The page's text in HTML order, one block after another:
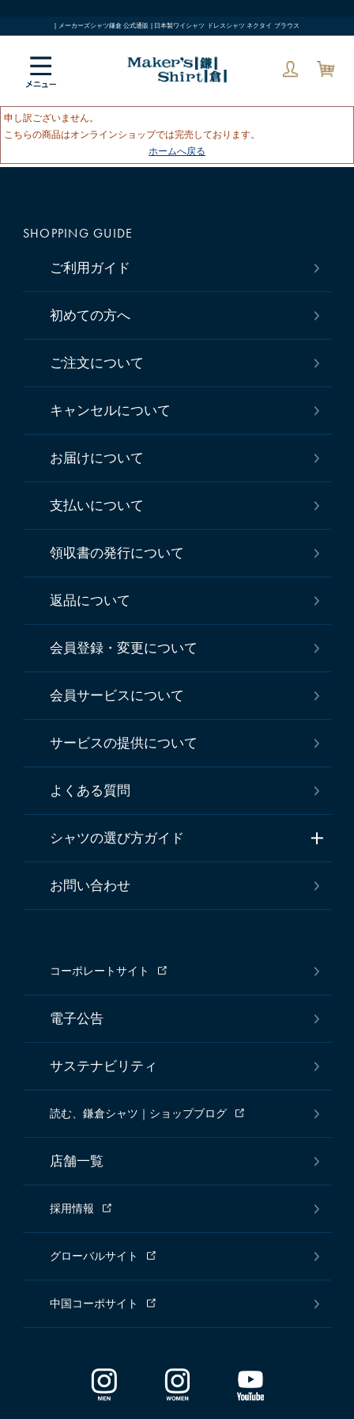
| メーカーズシャツ鎌倉 公式通販 | 日本製ワイシャツ ドレスシャツ ネクタイ ブラウス
申し訳ございません。
こちらの商品はオンラインショップでは完売しております。
ホームへ戻る
SHOPPING GUIDE
ご利用ガイド
初めての方へ
ご注文について
キャンセルについて
お届けについて
支払いについて
領収書の発行について
返品について
会員登録・変更について
会員サービスについて
サービスの提供について
よくある質問
シャツの選び方ガイド
お問い合わせ
コーポレートサイト
電子公告
サステナビリティ
読む、鎌倉シャツ｜ショップブログ
店舗一覧
採用情報
グローバルサイト
中国コーポサイト